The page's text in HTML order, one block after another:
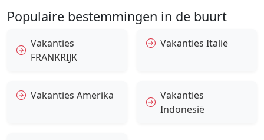
Populaire bestemmingen in de buurt
Vakanties
FRANKRIJK
Vakanties Italië
Vakanties Amerika
Vakanties
Indonesië